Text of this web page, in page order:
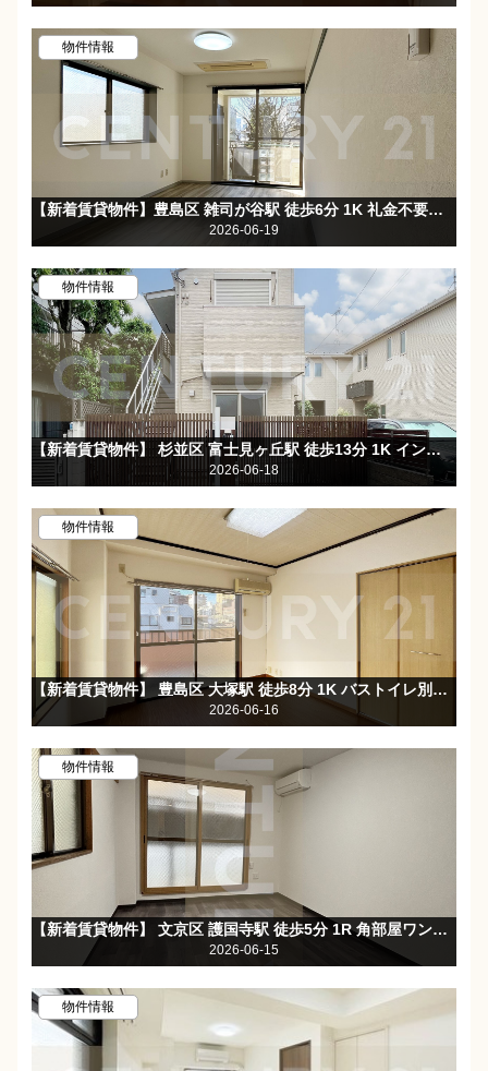
物件情報
【新着賃貸物件】豊島区 雑司が谷駅 徒歩6分 1K 礼金不要！雑司が谷駅徒歩6分♪閑静な住宅街☆
2026-06-19
物件情報
【新着賃貸物件】 杉並区 富士見ヶ丘駅 徒歩13分 1K インターネット使用料無料！ 礼金なし☆バス・トイレ別☆
2026-06-18
物件情報
【新着賃貸物件】 豊島区 大塚駅 徒歩8分 1K バストイレ別・2面採光で日当たり良好♪
2026-06-16
物件情報
【新着賃貸物件】 文京区 護国寺駅 徒歩5分 1R 角部屋ワンルーム！モニタ付きインターホンで安心☆
2026-06-15
物件情報